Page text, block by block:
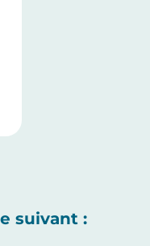
suivant :